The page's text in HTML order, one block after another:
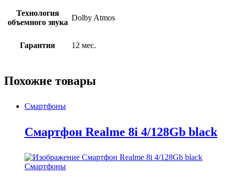
Технология
объемного звука
Dolby Atmos
Гарантия 12 мес.
Похожие товары
Смартфоны
Смартфон Realme 8i 4/128Gb black
Смартфоны